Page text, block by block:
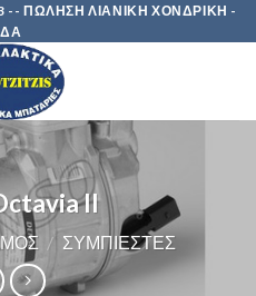
-- ΠΩΛΗΣΗ ΛΙΑΝΙΚΗ ΧΟΝΔΡΙΚΗ -
II
/ ΣΥΜΠΙΕΣΤΕΣ